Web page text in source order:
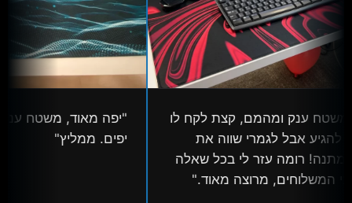
ענק ומהמם, קצת לקח לו
להגיע אבל לגמרי שווה את
רומה עזר לי בכל שאלה
המשלוחים, מרוצה מאוד."
"יפה מאוד, משטח ענק
יפים. ממליץ"